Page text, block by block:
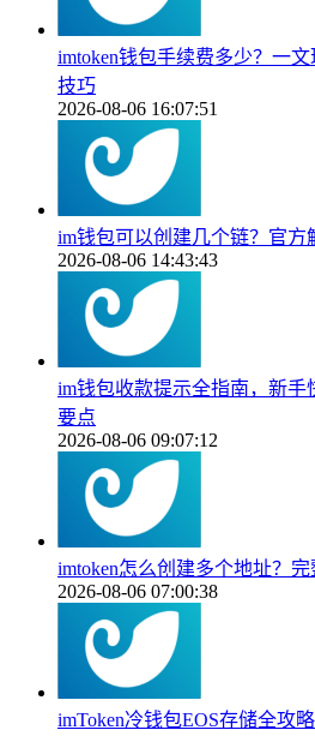
imtoken钱包手续费多少？一
技巧
2026-08-06 16:07:51
im钱包可以创建几个链？官方
2026-08-06 14:43:43
im钱包收款提示全指南，新
要点
2026-08-06 09:07:12
imtoken怎么创建多个地址？
2026-08-06 07:00:38
imToken冷钱包EOS存储全攻